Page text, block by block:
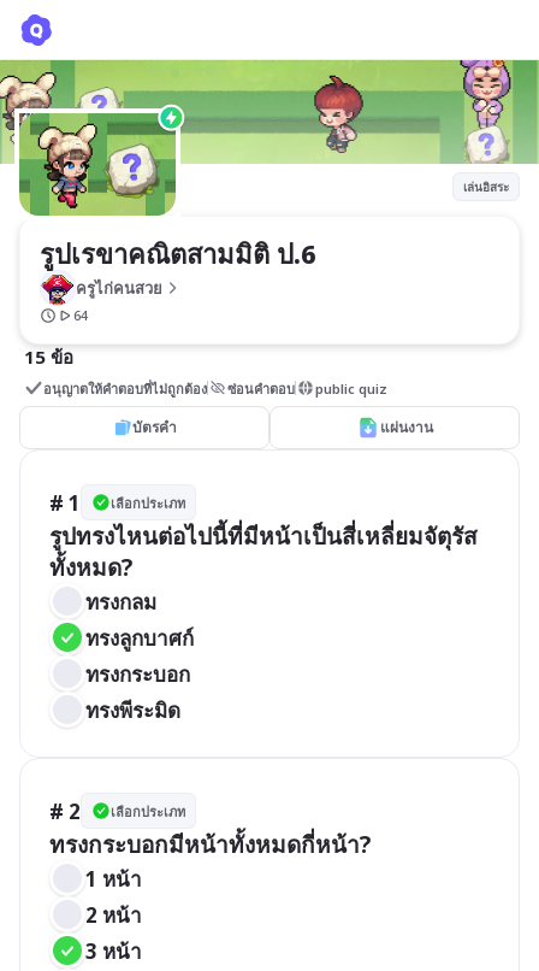
เล่นอิสระ
รูปเรขาคณิตสามมิติ ป.6
ครูไก่คนสวย
64
15 ข้อ
อนุญาตให้คำตอบที่ไม่ถูกต้อง ซ่อนคำตอบ public quiz
บัตรคำ แผ่นงาน
# 1 เลือกประเภท
รูปทรงไหนต่อไปนี้ที่มีหน้าเป็นสี่เหลี่ยมจัตุรัส
ทั้งหมด?
ทรงกลม
ทรงลูกบาศก์
ทรงกระบอก
ทรงพีระมิด
# 2 เลือกประเภท
ทรงกระบอกมีหน้าทั้งหมดกี่หน้า?
1 หน้า
2 หน้า
3 หน้า